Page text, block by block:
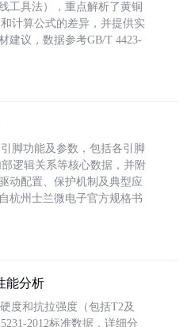
工具法），重点解析了黄铜
计算公式的差异，并提供实
建议，数据参考GB/T 4423-
脚功能及参数，包括各引脚
逻辑关系等核心数据，并附
动配置、保护机制及典型应
杭州士兰微电子官方规格书
能分析
度和抗拉强度（包括T2及
2012标准数据，详细分